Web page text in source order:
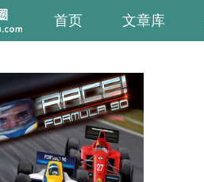
首页 文章库